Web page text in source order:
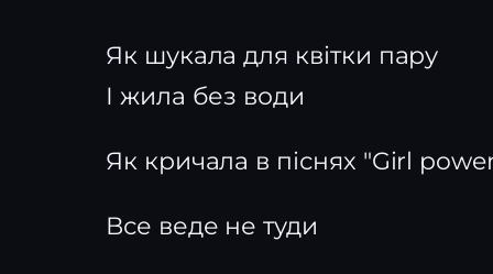
Як шукала для квітки пару
І жила без води
Як кричала в піснях "Girl
Все веде не туди